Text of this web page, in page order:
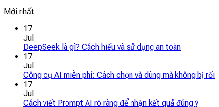
Mới nhất
17
Jul
DeepSeek là gì? Cách hiểu và sử dụng an toàn
17
Jul
Công cụ AI miễn phí: Cách chọn và dùng mà không bị rối
17
Jul
Cách viết Prompt AI rõ ràng để nhận kết quả đúng ý